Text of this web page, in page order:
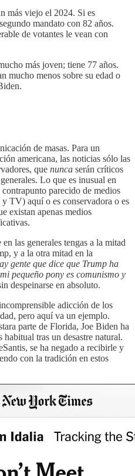
más viejo el 2024. Si es
mandato con 82 años.
de votantes le vean con
más joven; tiene 77 años.
mucho menos sobre su edad o
de masas. Para un
americana, las noticias sólo las
que nunca serán críticos
Lo que es inusual en
parecido de medios
TV) aquí o es conservadora o es
existan apenas medios
las generales tengas a la mitad
y a la otra mitad en la
gente que dice que Trump ha
pequeño pony es comunismo y
despeinarse en absoluto.
adicción de los
pero aquí va un ejemplo.
parte de Florida, Joe Biden ha
tras un desastre natural.
se ha negado a recibirle y
con la tradición en estos